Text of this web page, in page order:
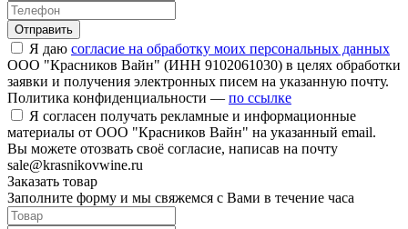
Отправить
Я даю согласие на обработку моих персональных данных
ООО "Красников Вайн" (ИНН 9102061030) в целях обработки
заявки и получения электронных писем на указанную почту.
Политика конфиденциальности — по ссылке
Я согласен получать рекламные и информационные
материалы от ООО "Красников Вайн" на указанный email.
Вы можете отозвать своё согласие, написав на почту
sale@krasnikovwine.ru
Заказать товар
Заполните форму и мы свяжемся с Вами в течение часа